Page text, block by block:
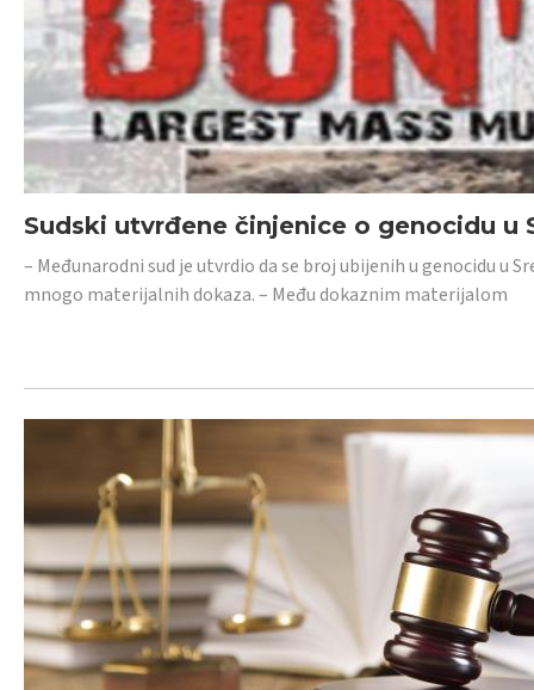
Sudski utvrđene činjenice o genocidu u
– Međunarodni sud je utvrdio da se broj ubijenih u genocidu u
mnogo materijalnih dokaza. – Među dokaznim materijalom